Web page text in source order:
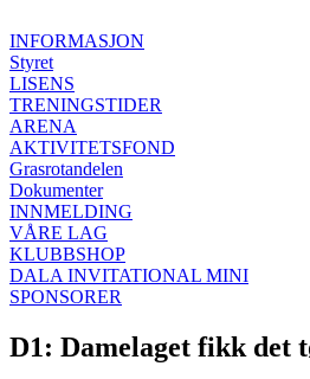
INFORMASJON
Styret
LISENS
TRENINGSTIDER
ARENA
AKTIVITETSFOND
Grasrotandelen
Dokumenter
INNMELDING
VÅRE LAG
KLUBBSHOP
DALA INVITATIONAL MINI
SPONSORER
D1: Damelaget fikk det